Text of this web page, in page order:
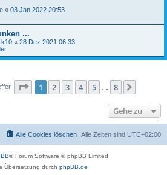
« 03 Jan 2022 20:53
...
k10 « 28 Dez 2021 06:33
Seite 1von
1 2 3 4 5 8
Gehe zu
Alle Zeiten sind UTC+02:00
Alle Cookies löschen
® Forum Software © phpBB Limited
Übersetzung durch phpBB.de